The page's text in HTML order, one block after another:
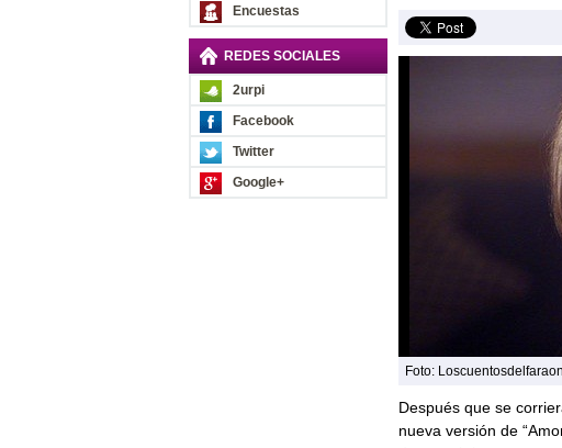
Encuestas
REDES SOCIALES
2urpi
Facebook
Twitter
Google+
Foto: Loscuentosdelfaraon
Después que se
nueva versión de